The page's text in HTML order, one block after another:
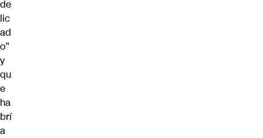
de
lic
ad
o”
y
qu
e
ha
brí
a